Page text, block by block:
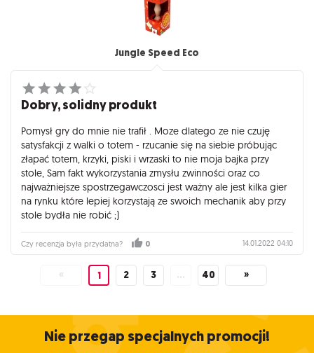
Jungle Speed Eco
Dobry, solidny produkt
Pomysł gry do mnie nie trafił . Moze dlatego ze nie czuję
satysfakcji z walki o totem - rzucanie się na siebie próbując
złapać totem, krzyki, piski i wrzaski to nie moja bajka przy
stole, Sam fakt wykorzystania zmysłu zwinności oraz co
najważniejsze spostrzegawczosci jest ważny ale jest kilka gier
na rynku które lepiej korzystają ze swoich mechanik aby przy
stole bydła nie robić ;)
Czy recenzja była przydatna? 0 14.01.2022 04:10
« 1 2 3 … 40 »
Nie przegap specjalnych promocji!